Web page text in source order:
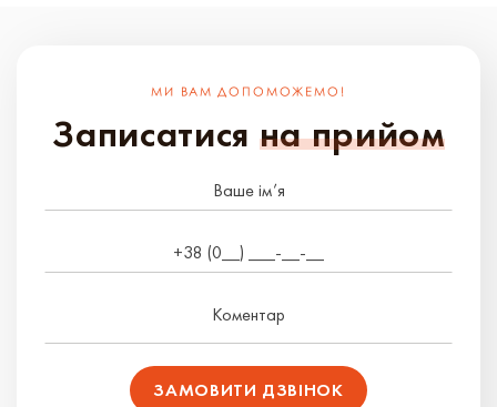
МИ ВАМ ДОПОМОЖЕМО!
Записатися на прийом